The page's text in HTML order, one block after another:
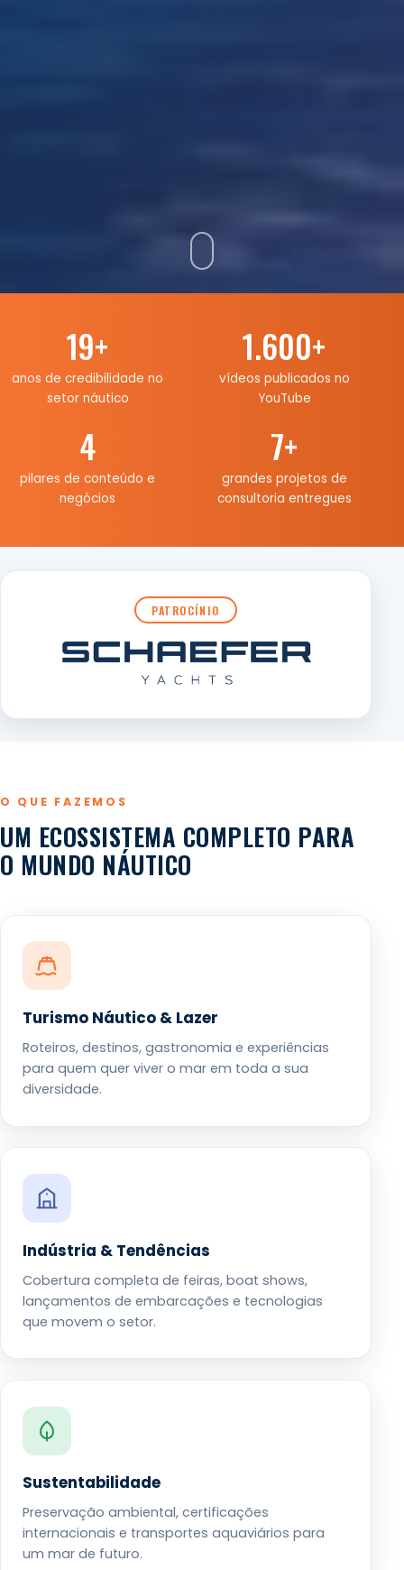
19+
anos de credibilidade no
setor náutico
1.600+
vídeos publicados no
YouTube
4
pilares de conteúdo e
negócios
7+
grandes projetos de
consultoria entregues
PATROCÍNIO
O QUE FAZEMOS
UM ECOSSISTEMA COMPLETO PARA
O MUNDO NÁUTICO
Turismo Náutico & Lazer
Roteiros, destinos, gastronomia e experiências
para quem quer viver o mar em toda a sua
diversidade.
Indústria & Tendências
Cobertura completa de feiras, boat shows,
lançamentos de embarcações e tecnologias
que movem o setor.
Sustentabilidade
Preservação ambiental, certificações
internacionais e transportes aquaviários para
um mar de futuro.